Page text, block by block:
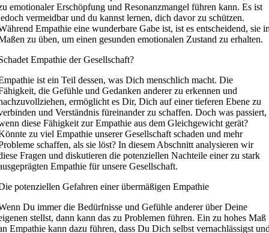
emotionaler Erschöpfung und Resonanzmangel führen kann. Es ist
vermeidbar und du kannst lernen, dich davor zu schützen.
Empathie eine wunderbare Gabe ist, ist es entscheidend, sie
zu üben, um einen gesunden emotionalen Zustand zu erhalten.
Empathie der Gesellschaft?
ist ein Teil dessen, was Dich menschlich macht. Die
die Gefühle und Gedanken anderer zu erkennen und
ermöglicht es Dir, Dich auf einer tieferen Ebene zu
und Verständnis füreinander zu schaffen. Doch was passiert,
diese Fähigkeit zur Empathie aus dem Gleichgewicht gerät?
zu viel Empathie unserer Gesellschaft schaden und mehr
schaffen, als sie löst? In diesem Abschnitt analysieren wir
Fragen und diskutieren die potenziellen Nachteile einer zu stark
Empathie für unsere Gesellschaft.
potenziellen Gefahren einer übermäßigen Empathie
Du immer die Bedürfnisse und Gefühle anderer über Deine
stellst, dann kann das zu Problemen führen. Ein zu hohes Maß
Empathie kann dazu führen, dass Du Dich selbst vernachlässigst